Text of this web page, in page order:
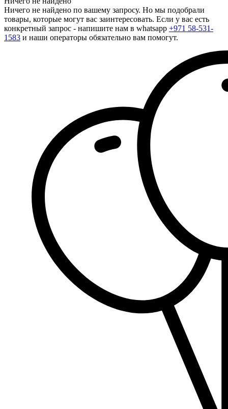
Ничего не найдено по вашему запросу. Но мы подобрали
товары, которые могут вас заинтересовать. Если у вас есть
конкретный запрос - напишите нам в whatsapp +971 58-531-
1583 и наши операторы обязательно вам помогут.